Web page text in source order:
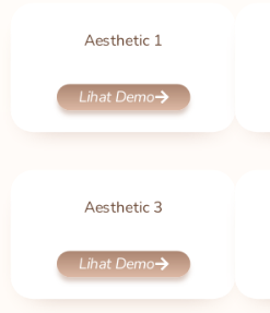
Aesthetic 1
Lihat Demo
Aesthetic 3
Lihat Demo